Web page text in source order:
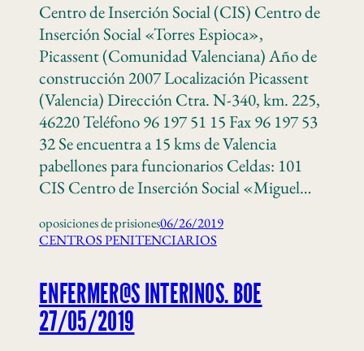
Centro de Inserción Social (CIS) Centro de
Inserción Social «Torres Espioca»,
Picassent (Comunidad Valenciana) Año de
construcción 2007 Localización Picassent
(Valencia) Dirección Ctra. N-340, km. 225,
46220 Teléfono 96 197 51 15 Fax 96 197 53
32 Se encuentra a 15 kms de Valencia
pabellones para funcionarios Celdas: 101
CIS Centro de Inserción Social «Miguel…
oposiciones de prisiones06/26/2019
CENTROS PENITENCIARIOS
ENFERMER@S INTERINOS. BOE
27/05/2019